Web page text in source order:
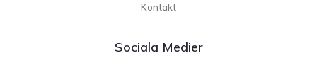
Kontakt
Sociala Medier